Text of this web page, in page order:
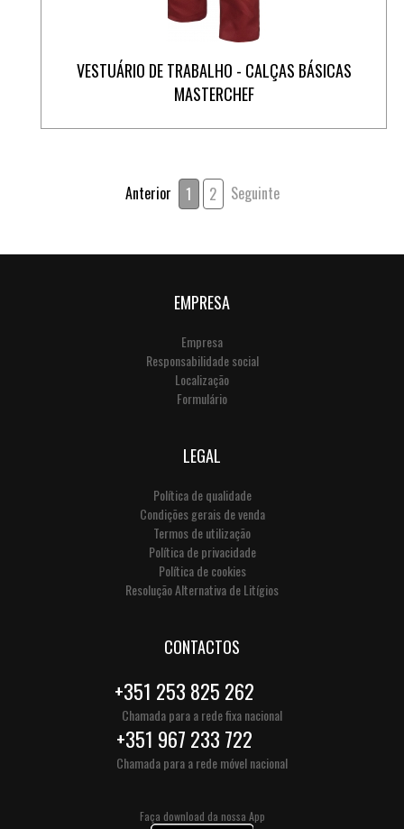
VESTUÁRIO DE TRABALHO - CALÇAS BÁSICAS
MASTERCHEF
Anterior 1 2 Seguinte
EMPRESA
Empresa
Responsabilidade social
Localização
Formulário
LEGAL
Política de qualidade
Condições gerais de venda
Termos de utilização
Política de privacidade
Política de cookies
Resolução Alternativa de Litígios
CONTACTOS
+351 253 825 262
Chamada para a rede fixa nacional
+351 967 233 722
Chamada para a rede móvel nacional
Faça download da nossa App